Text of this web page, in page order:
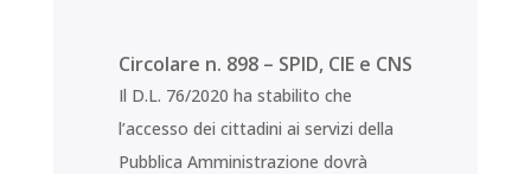
Circolare n. 898 – SPID, CIE e CNS
Il D.L. 76/2020 ha stabilito che
l’accesso dei cittadini ai servizi della
Pubblica Amministrazione dovrà